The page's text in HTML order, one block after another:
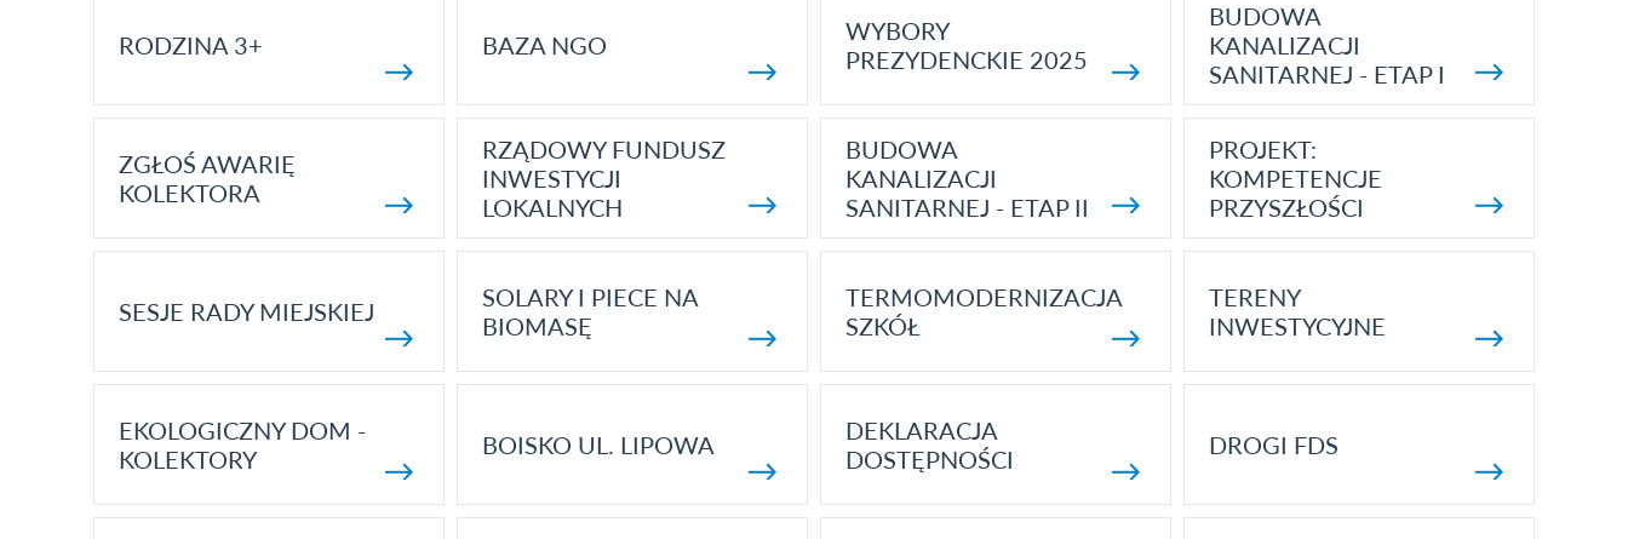
RODZINA 3+ BAZA NGO
WYBORY
PREZYDENCKIE 2025
BUDOWA
KANALIZACJI
SANITARNEJ - ETAP I
ZGŁOŚ AWARIĘ
KOLEKTORA
RZĄDOWY FUNDUSZ
INWESTYCJI
LOKALNYCH
BUDOWA
KANALIZACJI
SANITARNEJ - ETAP II
PROJEKT:
KOMPETENCJE
PRZYSZŁOŚCI
SESJE RADY MIEJSKIEJ
SOLARY I PIECE NA
BIOMASĘ
TERMOMODERNIZACJA
SZKÓŁ
TERENY
INWESTYCYJNE
EKOLOGICZNY DOM -
KOLEKTORY
BOISKO UL. LIPOWA
DEKLARACJA
DOSTĘPNOŚCI
DROGI FDS